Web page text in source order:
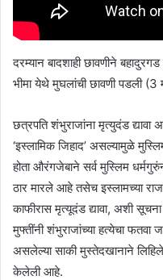
दरम्यान बादशाही छावणीने
भीमा येथे मुघलांची छावणी पडली (3
छत्रपति शंभुराजांना मृत्युदंड
‘इस्लामिक जिहाद’ असल्यामुळे
होता औरंगजेबाने सर्व मुस्लिम
ठार मारले आहे तसेच इस्लामच्या
काफीरास मृत्यूदंड द्यावा, अशी
मुफ्तींनी शंभुराजांच्या हत्येचा फतवा
असलेल्या साकी मुस्तेदखानाने
केलेली आहे.